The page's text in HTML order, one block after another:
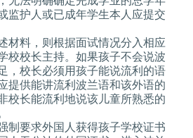
监护人或已成年学生本人应提交
材料，则根据面试情况分入相应
校校长主持。如果孩子不会说波
，校长必须用孩子能说流利的语
提供能讲流利波兰语和该外语的
校长能流利地说该儿童所熟悉的
制要求外国人获得孩子学校证书